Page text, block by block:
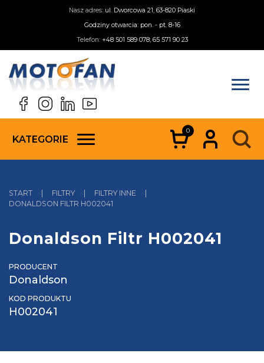
Nasz adres: ul. Dworcowa 21, 63-820 Piaski
Godziny otwarcia: pon. - pt. 8-16
Telefon: +48 501 589 078; 65 571 90 23
KATEGORIE
0
START | FILTRY | FILTRY INNE
|
DONALDSON FILTR H002041
Donaldson Filtr H002041
PRODUCENT
Donaldson
KOD PRODUKTU
H002041